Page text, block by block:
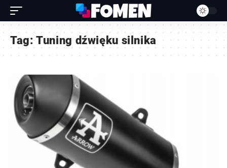
Tag:Tuning dźwięku silnika